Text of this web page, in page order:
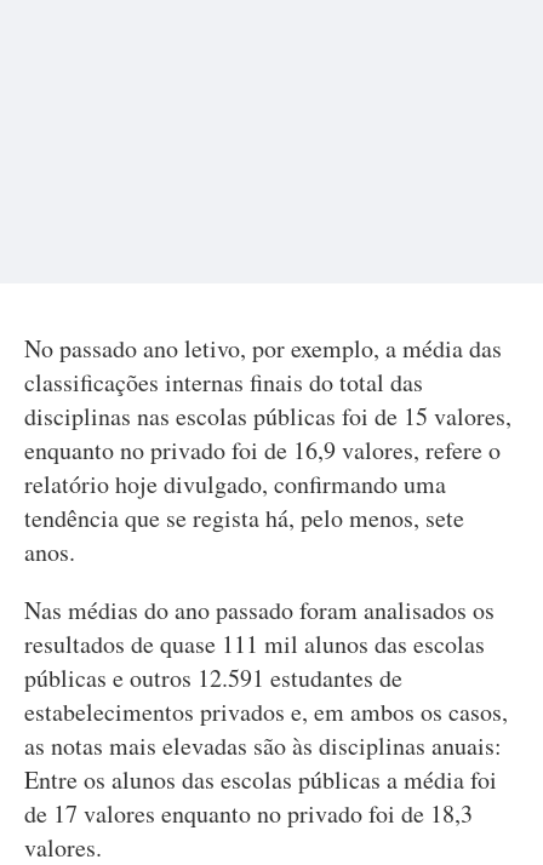
No passado ano letivo, por exemplo, a média das
classificações internas finais do total das
disciplinas nas escolas públicas foi de 15 valores,
enquanto no privado foi de 16,9 valores, refere o
relatório hoje divulgado, confirmando uma
tendência que se regista há, pelo menos, sete
anos.
Nas médias do ano passado foram analisados os
resultados de quase 111 mil alunos das escolas
públicas e outros 12.591 estudantes de
estabelecimentos privados e, em ambos os casos,
as notas mais elevadas são às disciplinas anuais:
Entre os alunos das escolas públicas a média foi
de 17 valores enquanto no privado foi de 18,3
valores.